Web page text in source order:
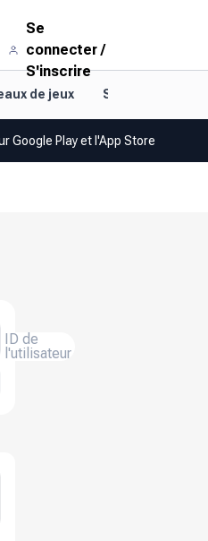
Se
connecter/
S'inscrire
de jeux Style de vie et
Google Play et l'App Store
ID de
l'utilisateur